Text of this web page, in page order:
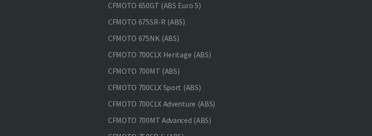
CFMOTO 650GT (ABS Euro 5)
CFMOTO 675SR-R (ABS)
CFMOTO 675NK (ABS)
CFMOTO 700CLX Heritage (ABS)
CFMOTO 700MT (ABS)
CFMOTO 700CLX Sport (ABS)
CFMOTO 700CLX Adventure (ABS)
CFMOTO 700MT Advanced (ABS)